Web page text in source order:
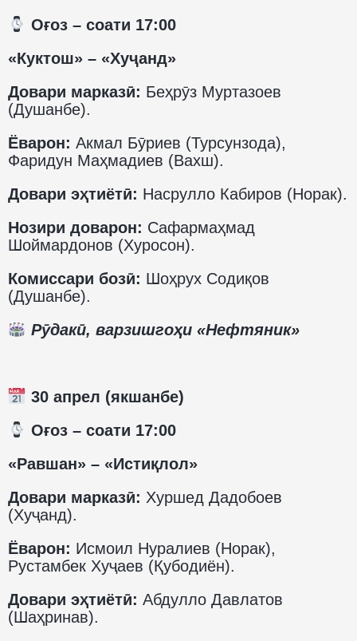
️ Оғоз – соати 17:00
«Куктош» – «Хуҷанд»
Довари марказӣ: Беҳрӯз Муртазоев
(Душанбе).
Ёварон: Акмал Бӯриев (Турсунзода),
Фаридун Маҳмадиев (Вахш).
Довари эҳтиётӣ: Насрулло Кабиров (Норак).
Нозири доварон: Сафармаҳмад
Шоймардонов (Хуросон).
Комиссари бозӣ: Шоҳрух Содиқов
(Душанбе).
Рӯдакӣ, варзишгоҳи «Нефтяник»
30 апрел (якшанбе)
️ Оғоз – соати 17:00
«Равшан» – «Истиқлол»
Довари марказӣ: Хуршед Дадобоев
(Хуҷанд).
Ёварон: Исмоил Нуралиев (Норак),
Рустамбек Хуҷаев (Қубодиён).
Довари эҳтиётӣ: Абдулло Давлатов
(Шаҳринав).